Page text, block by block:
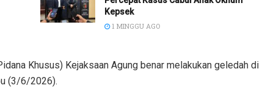
Kepsek
1 MINGGU AGO
Khusus) Kejaksaan Agung benar melakukan geledah di
(3/6/2026).